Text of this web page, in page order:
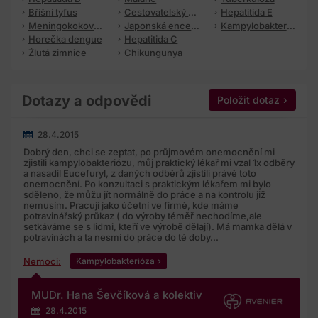
se zpracováním dle výše zmíněnýchprávních předpisů, a
to jak ve vztahu k osobním údajům, tak i ke zvláštní
kategorii osobních údajů, zejména pak:
zpracování;
s právem na přenositelnostúdajů ve strukturovaném,
běžně používaném a strojověčitelnémformátu;
s právem kdykoliv souhlas se zpracováním odvolat;
a s právem podat stížnost u dozorového úřadu, kterým je
Úřad pro ochranu osobních údajů.
Současně potvrzuji, že jsem obeznámen se způsobem
nakládání s mými osobními údaji a jejich zpracováním vč.
mé osobní údaje jsou zpracovány pouze v rozsahu, ve
Břišní tyfus
Meningokoková meningitida
Horečka dengue
Žlutá zimnice
Cestovatelský průjem
Japonská encefalitida
Hepatitida C
Chikungunya
Hepatitida E
Kampylobakterióza
Položit dotaz
Dotazy a odpovědi
28.4.2015
Dobrý den, chci se zeptat, po průjmovém onemocnění mi
zjistili kampylobakteriózu, můj praktický lékař mi vzal 1x odběry
a nasadil Eucefuryl, z daných odběrů zjistili právě toto
onemocnění. Po konzultaci s praktickým lékařem mi bylo
sděleno, že můžu jít normálně do práce a na kontrolu již
nemusím. Pracuji jako účetní ve firmě, kde máme
potravinářský průkaz ( do výroby téměř nechodíme,ale
setkáváme se s lidmi, kteří ve výrobě dělají). Má mamka dělá v
potravinách a ta nesmí do práce do té doby...
Nemoci: Kampylobakterióza
MUDr. Hana Ševčíková a kolektiv
28.4.2015